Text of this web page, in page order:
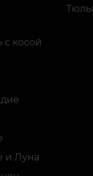
с косой
и Луна